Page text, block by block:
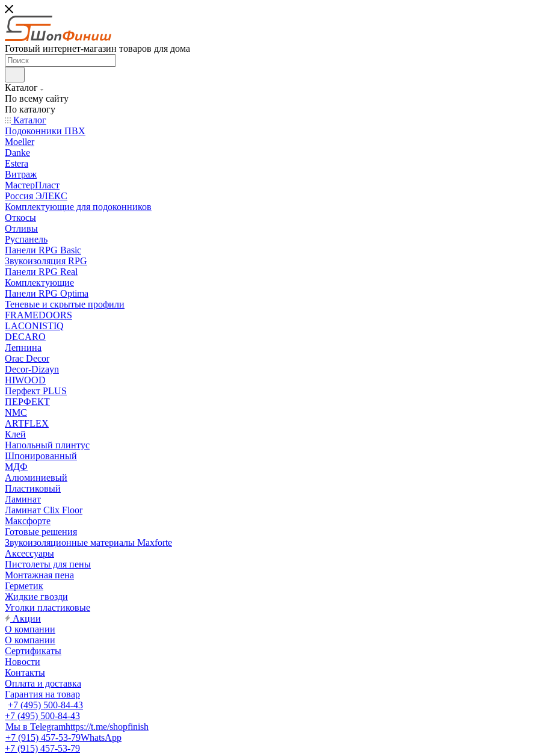
Готовый интернет-магазин товаров для дома
Каталог
По всему сайту
По каталогу
Каталог
Подоконники ПВХ
Moeller
Danke
Estera
Витраж
МастерПласт
Россия ЭЛЕКС
Комплектующие для подоконников
Откосы
Отливы
Руспанель
Панели RPG Basic
Звукоизоляция RPG
Панели RPG Real
Комплектующие
Панели RPG Optima
Теневые и скрытые профили
FRAMEDOORS
LACONISTIQ
DECARO
Лепнина
Orac Decor
Decor-Dizayn
HIWOOD
Перфект PLUS
ПЕРФЕКТ
NMC
ARTFLEX
Клей
Напольный плинтус
Шпонированный
МДФ
Алюминиевый
Пластиковый
Ламинат
Ламинат Clix Floor
Максфорте
Готовые решения
Звукоизоляционные материалы Maxforte
Аксессуары
Пистолеты для пены
Монтажная пена
Герметик
Жидкие гвозди
Уголки пластиковые
Акции
О компании
О компании
Сертификаты
Новости
Контакты
Оплата и доставка
Гарантия на товар
+7 (495) 500-84-43
+7 (495) 500-84-43
Мы в Telegramhttps://t.me/shopfinish
+7 (915) 457-53-79WhatsApp
+7 (915) 457-53-79